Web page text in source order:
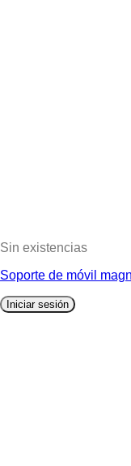
Sin existencias
Soporte de móvil
Iniciar sesión